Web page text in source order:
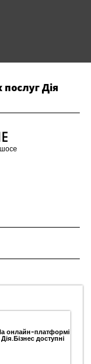
Дія
онлайн-платформі
Дія.Бізнес доступні